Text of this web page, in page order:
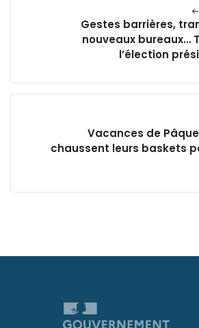
Gestes barrières,
nouveaux bureaux…
l’élection
Vacances de
chaussent leurs baskets